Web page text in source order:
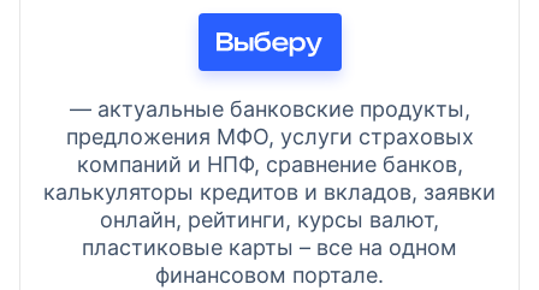
— актуальные банковские продукты,
предложения МФО, услуги страховых
компаний и НПФ, сравнение банков,
калькуляторы кредитов и вкладов, заявки
онлайн, рейтинги, курсы валют,
пластиковые карты – все на одном
финансовом портале.